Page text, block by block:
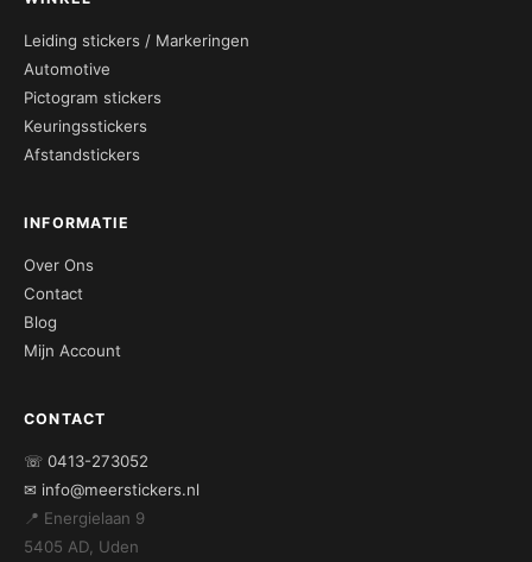
Leiding stickers / Markeringen
Automotive
Pictogram stickers
Keuringsstickers
Afstandstickers
INFORMATIE
Over Ons
Contact
Blog
Mijn Account
CONTACT
☏ 0413-273052
✉ info@meerstickers.nl
📍 Energielaan 9
5405 AD, Uden